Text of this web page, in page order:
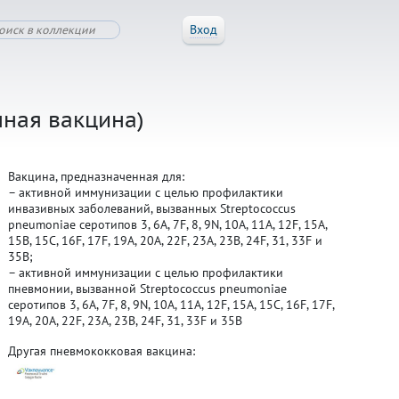
Вход
вакцина)
Вакцина, предназначенная для:
– активной иммунизации с целью профилактики
инвазивных заболеваний, вызванных Streptococcus
pneumoniae серотипов 3, 6A, 7F, 8, 9N, 10A, 11A, 12F, 15A,
15B, 15C, 16F, 17F, 19A, 20A, 22F, 23A, 23B, 24F, 31, 33F и
35B;
– активной иммунизации с целью профилактики
пневмонии, вызванной Streptococcus pneumoniae
серотипов 3, 6A, 7F, 8, 9N, 10A, 11A, 12F, 15A, 15C, 16F, 17F,
19A, 20A, 22F, 23A, 23B, 24F, 31, 33F и 35B
Другая пневмококковая вакцина: